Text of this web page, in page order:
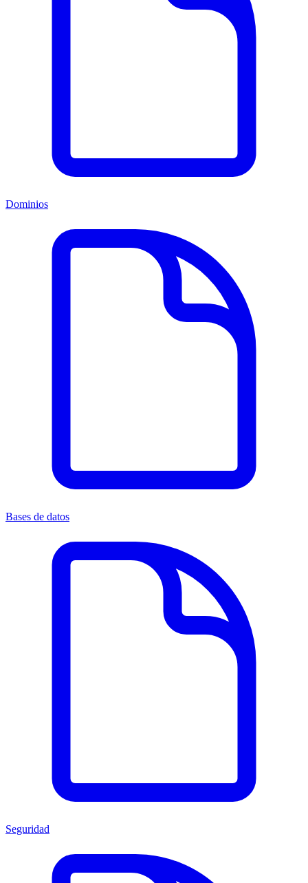
Dominios
Bases de datos
Seguridad